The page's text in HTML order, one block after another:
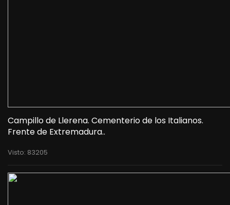
Campillo de Llerena. Cementerio de los Italianos.
Frente de Extremadura..
Visto: 83205